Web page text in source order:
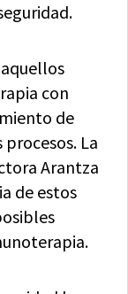
con
de
La
Arantza
de estos